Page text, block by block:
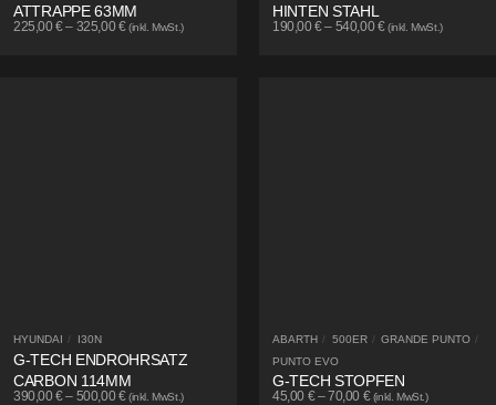
ATTRAPPE 63MM
225,00€– 325,00€ (inkl. MwSt.)
HINTEN STAHL
190,00€– 540,00€ (inkl. MwSt.)
HYUNDAI / I30N
G-TECH ENDROHRSATZ
CARBON 114MM
390,00€– 500,00€ (inkl. MwSt.)
ABARTH / 500ER / GRANDE PUNTO /
PUNTO EVO
G-TECH STOPFEN
45,00 €–70,00 € (inkl. MwSt.)